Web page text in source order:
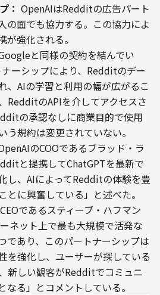
： OpenAIはRedditの広告パート
の面でも協力する。この協力によ
が強化される。
と同様の契約を結んでい
ーシップにより、Redditのデー
、AIの学習と利用の幅が広がるこ
RedditのAPIを介してアクセスさ
の承認なしに商業目的で使用
う規約は変更されていない​。
のCOOであるブラッド・ラ
と提携してChatGPTを最新で
し、AIによってRedditの体験を豊
とに興奮している」と述べた​。
であるスティーブ・ハフマン
ネット上で最も大規模で活発な
であり、このパートナーシップは
を強化し、ユーザーが探している
新しい観客がRedditでコミュニ
なる」とコメントしている​。